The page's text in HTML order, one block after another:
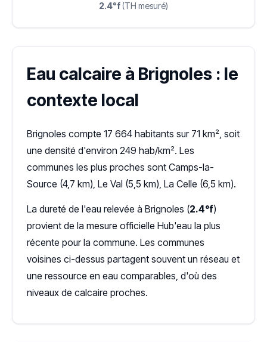
2.4°f (TH mesuré)
Eau calcaire à Brignoles : le
contexte local
Brignoles compte 17 664 habitants sur 71 km², soit
une densité d'environ 249 hab/km². Les
communes les plus proches sont Camps-la-
Source (4,7 km), Le Val (5,5 km), La Celle (6,5 km).
La dureté de l'eau relevée à Brignoles (2.4°f)
provient de la mesure officielle Hub'eau la plus
récente pour la commune. Les communes
voisines ci-dessus partagent souvent un réseau et
une ressource en eau comparables, d'où des
niveaux de calcaire proches.